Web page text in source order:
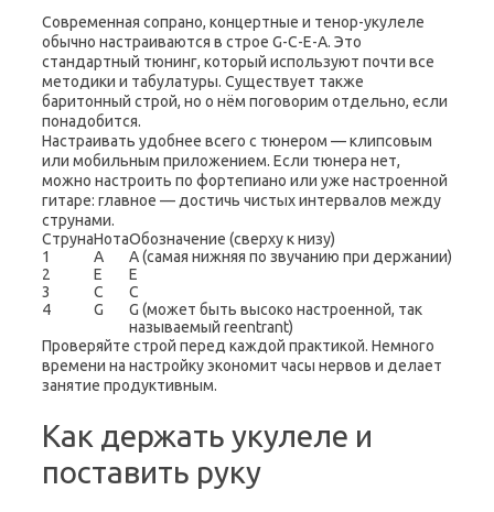
Современная сопрано, концертные и тенор-укулеле
обычно настраиваются в строе G-C-E-A. Это
стандартный тюнинг, который используют почти все
методики и табулатуры. Существует также
баритонный строй, но о нём поговорим отдельно, если
понадобится.
Настраивать удобнее всего с тюнером — клипсовым
или мобильным приложением. Если тюнера нет,
можно настроить по фортепиано или уже настроенной
гитаре: главное — достичь чистых интервалов между
струнами.
СтрунаНотаОбозначение (сверху к низу)
1
A
A (самая нижняя по звучанию при держании)
2
E
E
3
C
C
4
G
G (может быть высоко настроенной, так
называемый reentrant)
Проверяйте строй перед каждой практикой. Немного
времени на настройку экономит часы нервов и делает
занятие продуктивным.
Как держать укулеле и
поставить руку